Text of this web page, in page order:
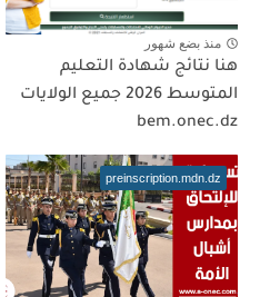
منذ بضع شهور
هنا نتائج شهادة التعليم
المتوسط 2026 جميع الولايات
bem.onec.dz
preinscription.mdn.dz